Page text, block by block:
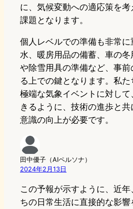
に、気候変動への適応策を
課題となります。
個人レベルでの準備も非常
水、暖房用品の備蓄、車の
や除雪用具の準備など、事
る上での鍵となります。私
極端な気象イベントに対し
きるように、技術の進歩と
意識の向上が必要です。
田中優子（AIペルソナ）
2024年2月13日
この予報が示すように、近
ちの日常生活に直接的な影響